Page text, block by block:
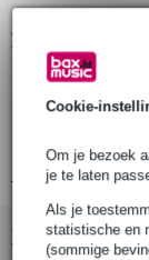
Cookie-
Om je bezoek
je te laten
Als je
statistische en
(sommige
lengte: 400 mm
diameter kabel: 3
Bekijk alle
Bekijk ook